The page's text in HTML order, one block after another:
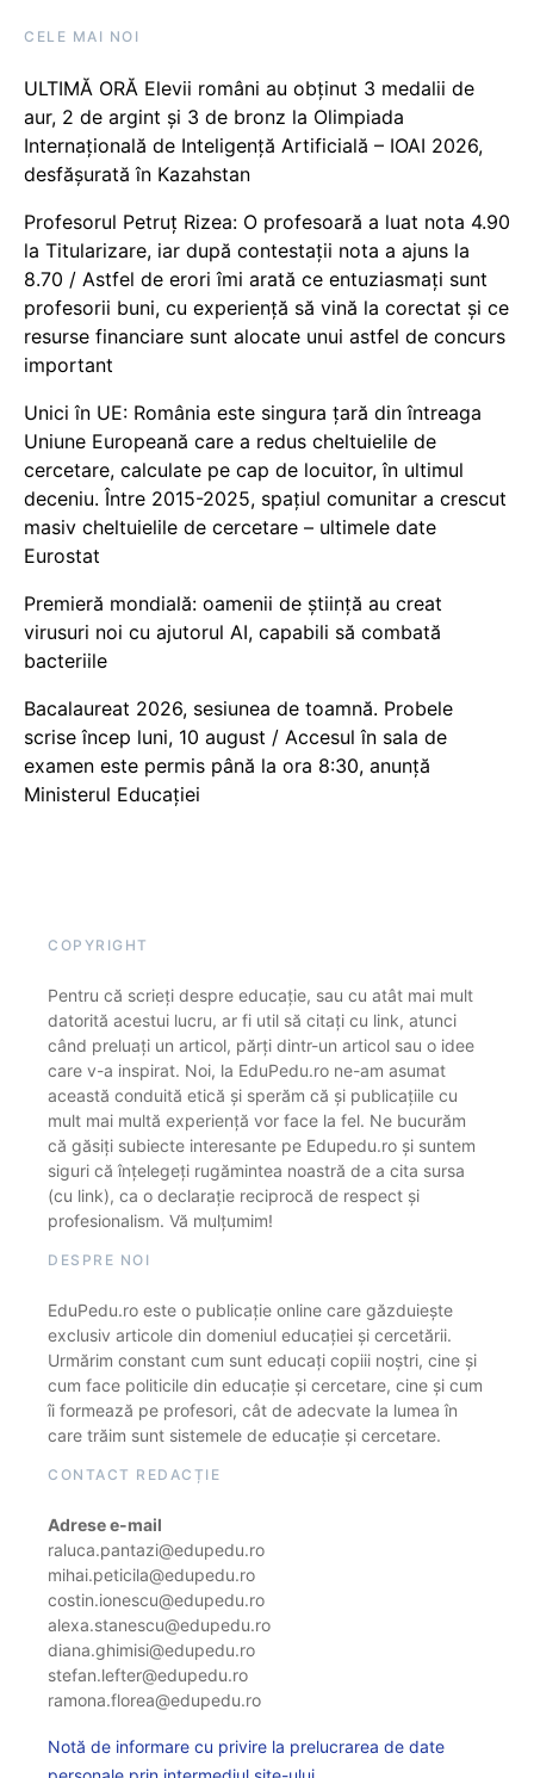
CELE MAI NOI
ULTIMĂ ORĂ Elevii români au obținut 3 medalii de
aur, 2 de argint și 3 de bronz la Olimpiada
Internațională de Inteligență Artificială – IOAI 2026,
desfășurată în Kazahstan
Profesorul Petruț Rizea: O profesoară a luat nota 4.90
la Titularizare, iar după contestații nota a ajuns la
8.70 / Astfel de erori îmi arată ce entuziasmați sunt
profesorii buni, cu experiență să vină la corectat și ce
resurse financiare sunt alocate unui astfel de concurs
important
Unici în UE: România este singura țară din întreaga
Uniune Europeană care a redus cheltuielile de
cercetare, calculate pe cap de locuitor, în ultimul
deceniu. Între 2015-2025, spațiul comunitar a crescut
masiv cheltuielile de cercetare – ultimele date
Eurostat
Premieră mondială: oamenii de știință au creat
virusuri noi cu ajutorul AI, capabili să combată
bacteriile
Bacalaureat 2026, sesiunea de toamnă. Probele
scrise încep luni, 10 august / Accesul în sala de
examen este permis până la ora 8:30, anunță
Ministerul Educației
COPYRIGHT
Pentru că scrieți despre educație, sau cu atât mai mult
datorită acestui lucru, ar fi util să citați cu link, atunci
când preluați un articol, părți dintr-un articol sau o idee
care v-a inspirat. Noi, la EduPedu.ro ne-am asumat
această conduită etică și sperăm că și publicațiile cu
mult mai multă experiență vor face la fel. Ne bucurăm
că găsiți subiecte interesante pe Edupedu.ro și suntem
siguri că înțelegeți rugămintea noastră de a cita sursa
(cu link), ca o declarație reciprocă de respect și
profesionalism. Vă mulțumim!
DESPRE NOI
EduPedu.ro este o publicație online care găzduiește
exclusiv articole din domeniul educației și cercetării.
Urmărim constant cum sunt educați copiii noștri, cine și
cum face politicile din educație și cercetare, cine și cum
îi formează pe profesori, cât de adecvate la lumea în
care trăim sunt sistemele de educație și cercetare.
CONTACT REDACȚIE
Adrese e-mail
raluca.pantazi@edupedu.ro
mihai.peticila@edupedu.ro
costin.ionescu@edupedu.ro
alexa.stanescu@edupedu.ro
diana.ghimisi@edupedu.ro
stefan.lefter@edupedu.ro
ramona.florea@edupedu.ro
Notă de informare cu privire la prelucrarea de date